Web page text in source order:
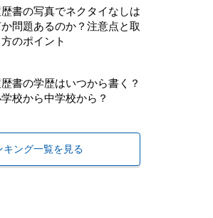
歴書の写真でネクタイなしは
問題あるのか？注意点と取
方のポイント
歴書の学歴はいつから書く？
校から中学校から？
キング一覧を見る